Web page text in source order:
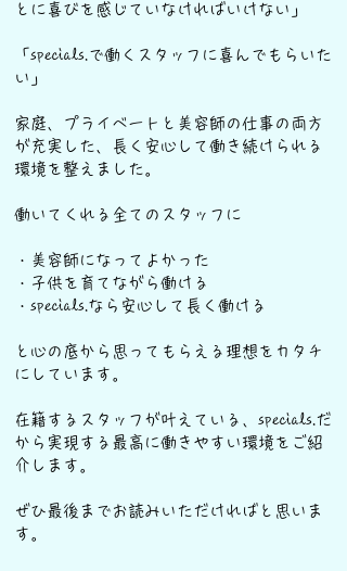
とに喜びを感じていなければいけない」
「specials.で働くスタッフに喜んでもらいた
い」
家庭、プライベートと美容師の仕事の両方
が充実した、長く安心して働き続けられる
環境を整えました。
働いてくれる全てのスタッフに
・美容師になってよかった
・子供を育てながら働ける
・specials.なら安心して長く働ける
と心の底から思ってもらえる理想をカタチ
にしています。
在籍するスタッフが叶えている、specials.だ
から実現する最高に働きやすい環境をご紹
介します。
​ぜひ最後までお読みいただければと思いま
す。